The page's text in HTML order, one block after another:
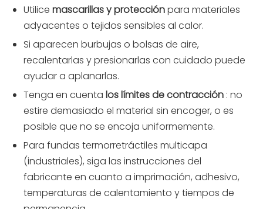
Utilice mascarillas y protecciónpara materiales
adyacentes o tejidos sensibles al calor.
Si aparecen burbujas o bolsas de aire,
recalentarlas y presionarlas con cuidado puede
ayudar a aplanarlas.
Tenga en cuenta los límites de contracción : no
estire demasiado el material sin encoger, o es
posible que no se encoja uniformemente.
Para fundas termorretráctiles multicapa
(industriales), siga las instrucciones del
fabricante en cuanto a imprimación, adhesivo,
temperaturas de calentamiento y tiempos de